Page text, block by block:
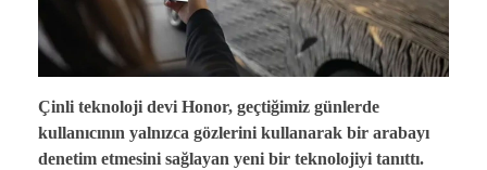
Çinli teknoloji devi Honor, geçtiğimiz günlerde
kullanıcının yalnızca gözlerini kullanarak bir arabayı
denetim etmesini sağlayan yeni bir teknolojiyi tanıttı.